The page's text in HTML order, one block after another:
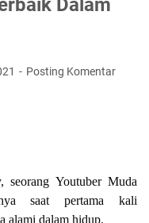
Dalam
Posting Komentar
seorang Youtuber Muda
saat pertama kali
alami dalam hidup.